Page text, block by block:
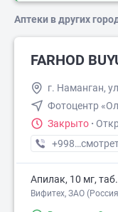
Аптеки в других
FARHOD
г. Наманган,
Фотoцентр
Закрыто ·
+998 (99) XXX-
Апилак, 10 мг,
Вифитех, ЗАО